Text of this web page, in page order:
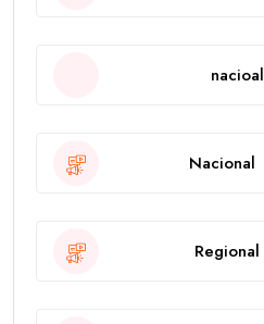
nacioal
Nacional
Regional